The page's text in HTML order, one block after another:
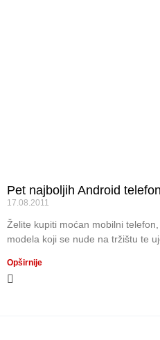
Pet najboljih Android
17.08.2011
Želite kupiti moćan mobilni
modela koji se nude na tržištu te
Opširnije